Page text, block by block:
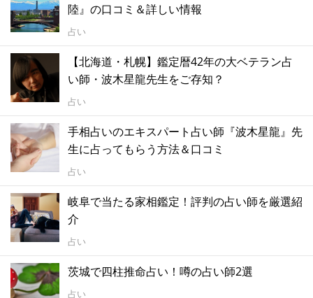
陸』の口コミ＆詳しい情報
占い
【北海道・札幌】鑑定暦42年の大ベテラン占
い師・波木星龍先生をご存知？
占い
手相占いのエキスパート占い師『波木星龍』先
生に占ってもらう方法＆口コミ
占い
岐阜で当たる家相鑑定！評判の占い師を厳選紹
介
占い
茨城で四柱推命占い！噂の占い師2選
占い